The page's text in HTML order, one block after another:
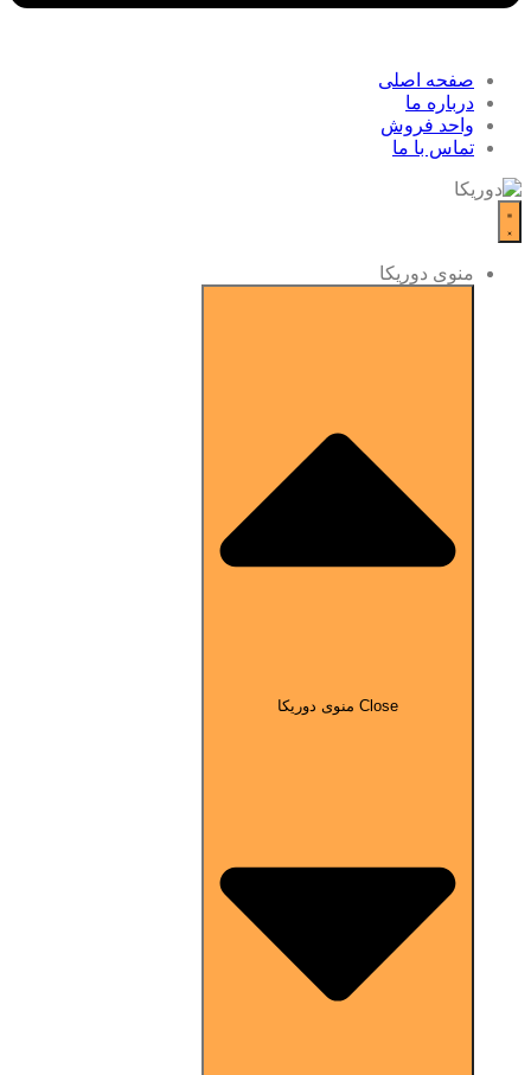
صفحه اصلی
درباره ما
واحد فروش
تماس با ما
منوی دوریکا
Close منوی دوریکا